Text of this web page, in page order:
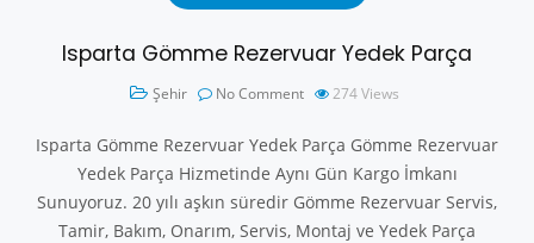
Isparta Gömme Rezervuar Yedek Parça
Şehir No Comment 274Views
Isparta Gömme Rezervuar Yedek Parça Gömme Rezervuar
Yedek Parça Hizmetinde Aynı Gün Kargo İmkanı
Sunuyoruz. 20 yılı aşkın süredir Gömme Rezervuar Servis,
Tamir, Bakım, Onarım, Servis, Montaj ve Yedek Parça